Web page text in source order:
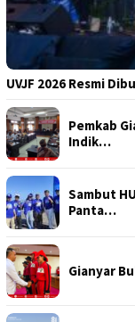
UVJF 2026 Resmi
Pemkab
Indik…
Sambut
Panta…
Gianyar